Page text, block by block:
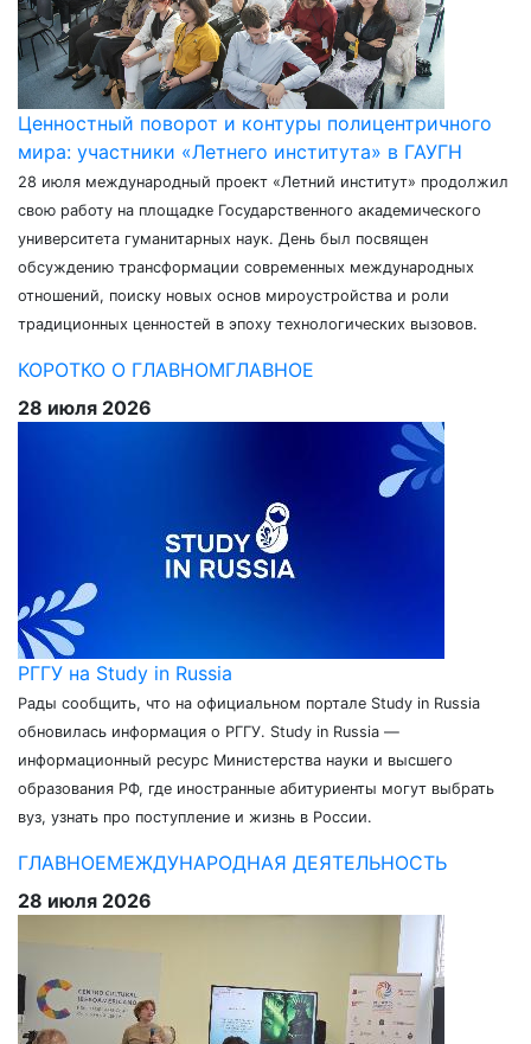
Ценностный поворот и контуры полицентричного
мира: участники «Летнего института» в ГАУГН
28 июля международный проект «Летний институт» продолжил
свою работу на площадке Государственного академического
университета гуманитарных наук. День был посвящен
обсуждению трансформации современных международных
отношений, поиску новых основ мироустройства и роли
традиционных ценностей в эпоху технологических вызовов.
КОРОТКО О ГЛАВНОМГЛАВНОЕ
28 июля 2026
РГГУ на Study in Russia
Рады сообщить, что на официальном портале Study in Russia
обновилась информация о РГГУ. Study in Russia —
информационный ресурс Министерства науки и высшего
образования РФ, где иностранные абитуриенты могут выбрать
вуз, узнать про поступление и жизнь в России.
ГЛАВНОЕМЕЖДУНАРОДНАЯ ДЕЯТЕЛЬНОСТЬ
28 июля 2026